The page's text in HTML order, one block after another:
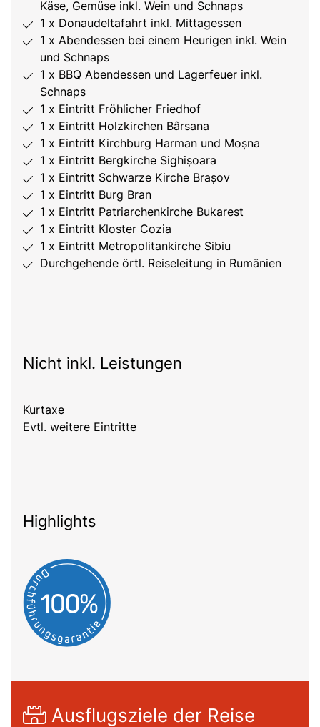
Käse, Gemüse inkl. Wein und Schnaps
1 x Donaudeltafahrt inkl. Mittagessen
1 x Abendessen bei einem Heurigen inkl. Wein
und Schnaps
1 x BBQ Abendessen und Lagerfeuer inkl.
Schnaps
1 x Eintritt Fröhlicher Friedhof
1 x Eintritt Holzkirchen Bârsana
1 x Eintritt Kirchburg Harman und Moșna
1 x Eintritt Bergkirche Sighișoara
1 x Eintritt Schwarze Kirche Brașov
1 x Eintritt Burg Bran
1 x Eintritt Patriarchenkirche Bukarest
1 x Eintritt Kloster Cozia
1 x Eintritt Metropolitankirche Sibiu
Durchgehende örtl. Reiseleitung in Rumänien
Nicht inkl. Leistungen
Kurtaxe
Evtl. weitere Eintritte
Highlights
Ausflugsziele der Reise